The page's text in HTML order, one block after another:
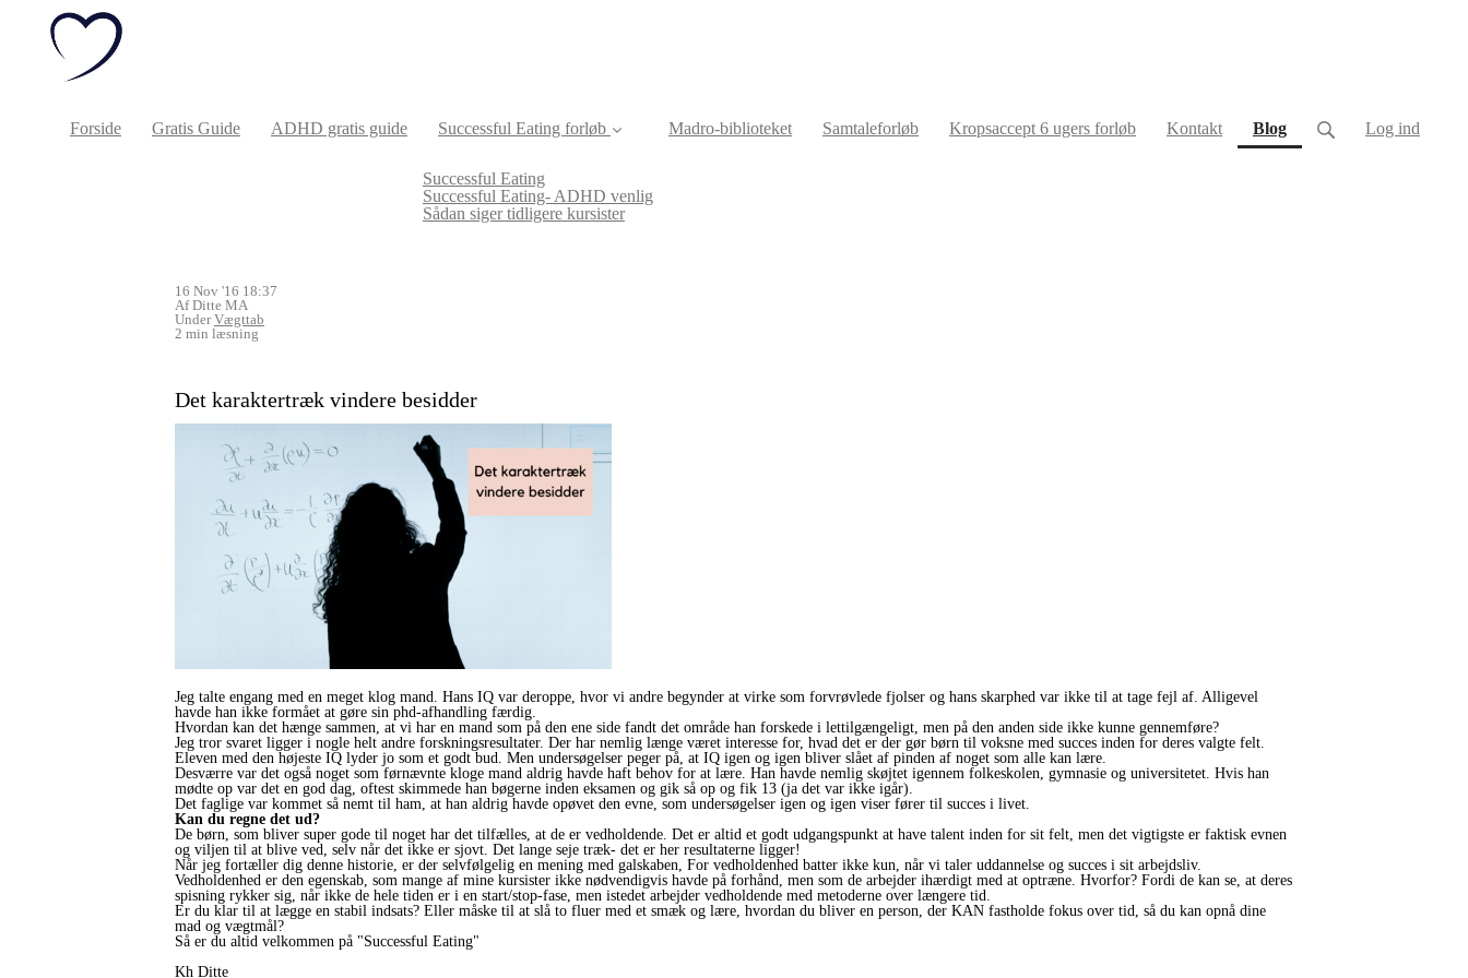
Forside Gratis Guide ADHD gratis guide Successful Eating forløb
Successful Eating
Successful Eating- ADHD venlig
Sådan siger tidligere kursister
Madro-biblioteket Samtaleforløb Kropsaccept 6 ugers forløb Kontakt Blog(current) Log ind
16 Nov '16 18:37
Af Ditte MA
UnderVægttab
2 min læsning
Det karaktertræk vindere besidder
Jeg talte engang med en meget klog mand. Hans IQ var deroppe, hvor vi andre begynder at virke som forvrøvlede fjolser og hans skarphed var ikke til at tage fejl af. Alligevel
havde han ikke formået at gøre sin phd-afhandling færdig.
Hvordan kan det hænge sammen, at vi har en mand som på den ene side fandt det område han forskede i lettilgængeligt, men på den anden side ikke kunne gennemføre?
Jeg tror svaret ligger i nogle helt andre forskningsresultater. Der har nemlig længe været interesse for, hvad det er der gør børn til voksne med succes inden for deres valgte felt.
Eleven med den højeste IQ lyder jo som et godt bud. Men undersøgelser peger på, at IQ igen og igen bliver slået af pinden af noget som alle kan lære.
Desværre var det også noget som førnævnte kloge mand aldrig havde haft behov for at lære. Han havde nemlig skøjtet igennem folkeskolen, gymnasie og universitetet. Hvis han
mødte op var det en god dag, oftest skimmede han bøgerne inden eksamen og gik så op og fik 13 (ja det var ikke igår).
Det faglige var kommet så nemt til ham, at han aldrig havde opøvet den evne, som undersøgelser igen og igen viser fører til succes i livet.
Kan du regne det ud?
De børn, som bliver super gode til noget har det tilfælles, at de er vedholdende. Det er altid et godt udgangspunkt at have talent inden for sit felt, men det vigtigste er faktisk evnen
og viljen til at blive ved, selv når det ikke er sjovt. Det lange seje træk- det er her resultaterne ligger!
Når jeg fortæller dig denne historie, er der selvfølgelig en mening med galskaben, For vedholdenhed batter ikke kun, når vi taler uddannelse og succes i sit arbejdsliv.
Vedholdenhed er den egenskab, som mange af mine kursister ikke nødvendigvis havde på forhånd, men som de arbejder ihærdigt med at optræne. Hvorfor? Fordi de kan se, at deres
spisning rykker sig, når ikke de hele tiden er i en start/stop-fase, men istedet arbejder vedholdende med metoderne over længere tid.
Er du klar til at lægge en stabil indsats? Eller måske til at slå to fluer med et smæk og lære, hvordan du bliver en person, der KAN fastholde fokus over tid, så du kan opnå dine
mad og vægtmål?
Så er du altid velkommen på "Successful Eating"
Kh Ditte